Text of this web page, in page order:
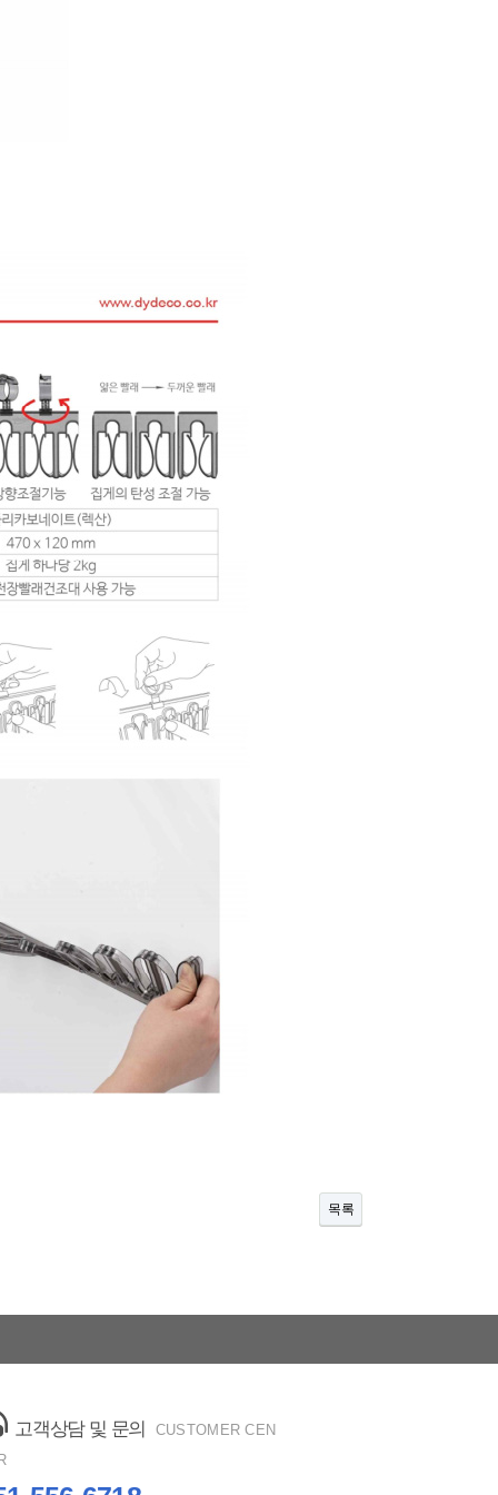
목록
고객상담 및 문의
CUSTOMER CEN